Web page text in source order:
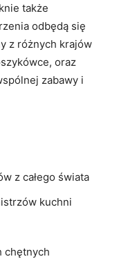
także
odbędą‌ się
z różnych krajów
oraz
zabawy i
z całego świata
kuchni
chętnych